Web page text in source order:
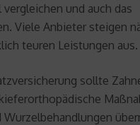
und auch das
Viele Anbieter steigen
teuren Leistungen aus.
sollte